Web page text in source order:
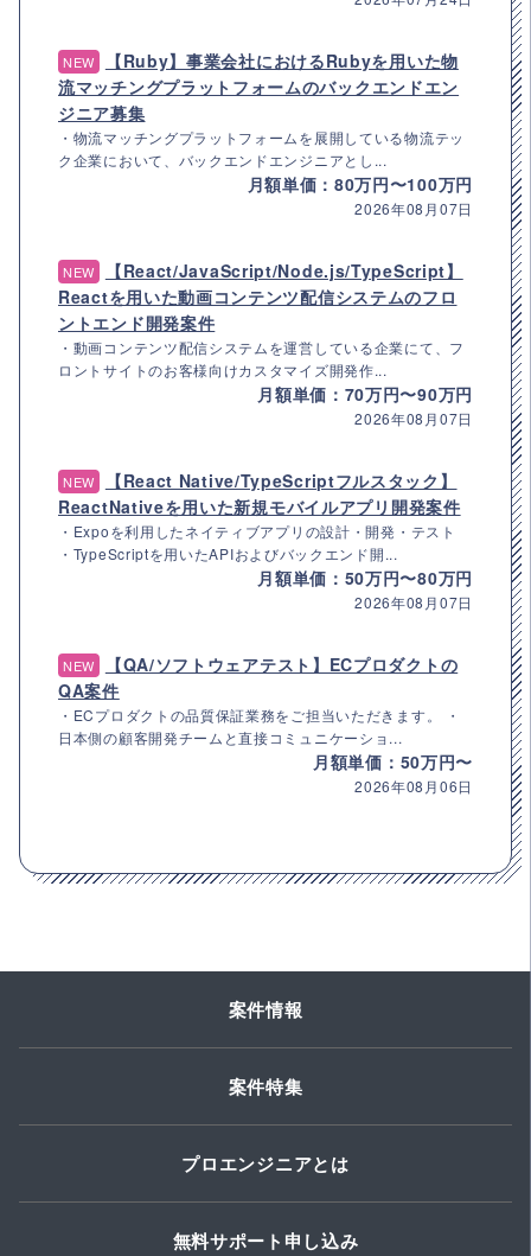
NEW
【Ruby】事業会社におけるRubyを用いた物
流マッチングプラットフォームのバックエンドエン
ジニア募集
・物流マッチングプラットフォームを展開している物流テッ
ク企業において、バックエンドエンジニアとし...
月額単価：80万円〜100万円
2026年08月07日
NEW
【React/JavaScript/Node.js/TypeScript】
Reactを用いた動画コンテンツ配信システムのフロ
ントエンド開発案件
・動画コンテンツ配信システムを運営している企業にて、フ
ロントサイトのお客様向けカスタマイズ開発作...
月額単価：70万円〜90万円
2026年08月07日
NEW
【React Native/TypeScriptフルスタック】
ReactNativeを用いた新規モバイルアプリ開発案件
・Expoを利用したネイティブアプリの設計・開発・テスト
・TypeScriptを用いたAPIおよびバックエンド開...
月額単価：50万円〜80万円
2026年08月07日
NEW
【QA/ソフトウェアテスト】ECプロダクトの
QA案件
・ECプロダクトの品質保証業務をご担当いただきます。 ・
日本側の顧客開発チームと直接コミュニケーショ...
月額単価：50万円〜
2026年08月06日
案件情報
案件特集
プロエンジニアとは
無料サポート申し込み